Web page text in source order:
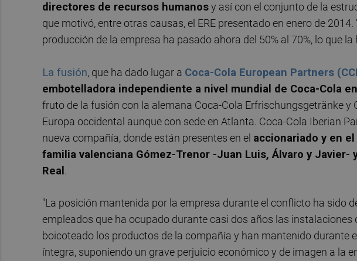
directores de recursos humanosy así con el conjunto de la
que motivó, entre otras causas, el ERE presentado en enero de
producción de la empresa ha pasado ahora del 50% al 70%, lo que
La fusión, que ha dado lugar a Coca-Cola European Partners
embotelladora independiente a nivel mundial de Coca-Cola
fruto de la fusión con la alemana Coca-Cola Erfrischungsgetränke y
Europa occidental aunque con sede en Atlanta. Coca-Cola Iberian
nueva compañía, donde están presentes en el accionariado y en
familia valenciana Gómez-Trenor -Juan Luis, Álvaro y Javier-
Real.
"La posición mantenida por la empresa durante el conflicto ha sido
empleados que ha ocupado durante casi dos años las instalaciones
boicoteado los productos de la compañía y han mantenido durante
íntegra, suponiendo un grave perjuicio económico y de imagen a la